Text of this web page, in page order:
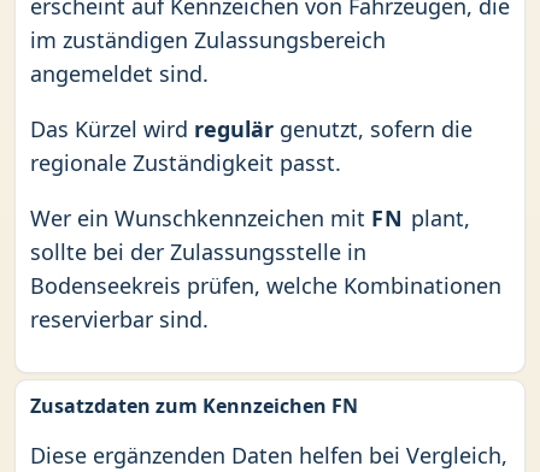
erscheint auf Kennzeichen von Fahrzeugen, die
im zuständigen Zulassungsbereich
angemeldet sind.
Das Kürzel wird regulär genutzt, sofern die
regionale Zuständigkeit passt.
Wer ein Wunschkennzeichen mit FN plant,
sollte bei der Zulassungsstelle in
Bodenseekreis prüfen, welche Kombinationen
reservierbar sind.
Zusatzdaten zum Kennzeichen FN
Diese ergänzenden Daten helfen bei Vergleich,